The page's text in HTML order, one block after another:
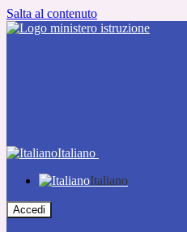
Salta al contenuto
Italiano
Italiano
Accedi